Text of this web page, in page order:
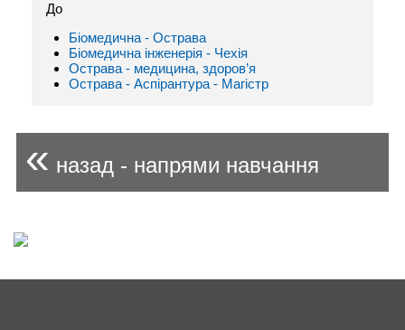
До
Біомедична - Острава
Біомедична інженерія - Чехія
Острава - медицина, здоров’я
Острава - Аспірантура - Магістр
« назад - напрями навчання